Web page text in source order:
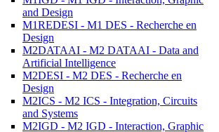
and Design
M1REDESI - M1 DES - Recherche en
Design
M2DATAAI - M2 DATAAI - Data and
Artificial Intelligence
M2DESI - M2 DES - Recherche en
Design
M2ICS - M2 ICS - Integration, Circuits
and Systems
M2IGD - M2 IGD - Interaction, Graphic